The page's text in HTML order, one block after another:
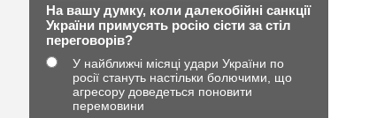
На вашу думку, коли далекобійні санкції
України примусять росію сісти за стіл
переговорів?
У найближчі місяці удари України по
росії стануть настільки болючими, що
агресору доведеться поновити
перемовини